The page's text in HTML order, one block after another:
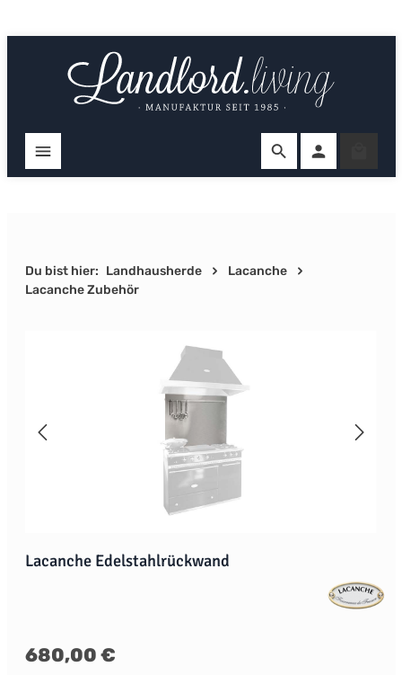
Du bist hier: Landhausherde
Lacanche
Lacanche Zubehör
Lacanche Edelstahlrückwand
Regulärer Preis:
680,00 €